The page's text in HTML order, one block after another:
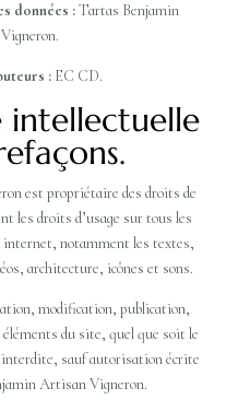
données :Tartas Benjamin
: EC CD.
intellectuelle
est propriétaire des droits de
les droits d’usage sur tous les
internet, notamment les textes,
architecture, icônes et sons.
modification, publication,
du site, quel que soit le
sauf autorisation écrite
Artisan Vigneron.